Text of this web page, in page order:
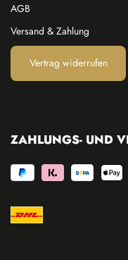
AGB
Versand & Zahlung
Vertrag widerrufen
ZAHLUNGS- UND